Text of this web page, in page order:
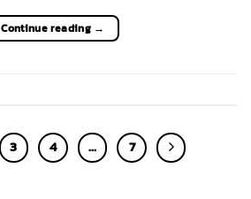
Continue reading →
3 4 … 7